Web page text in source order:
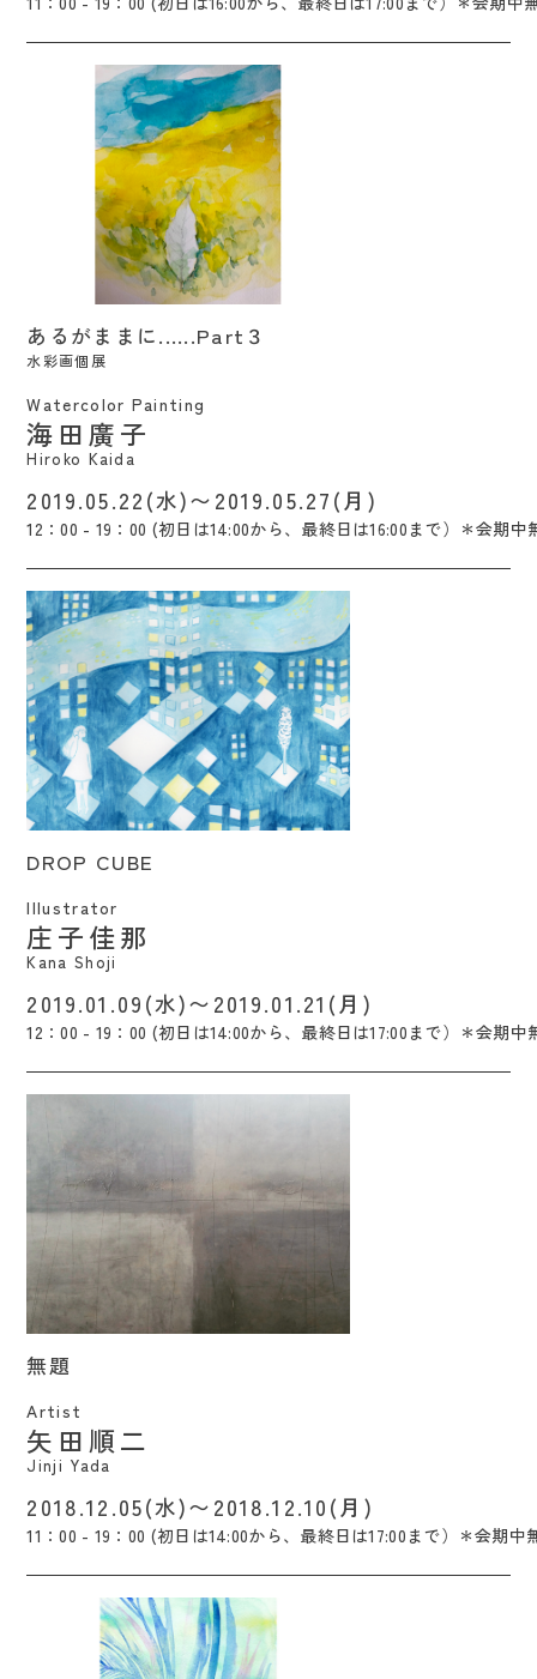
あるがままに......Part３
水彩画個展
Watercolor Painting
海田廣子
Hiroko Kaida
2019.05.22(水)〜2019.05.27(月)
12：00 - 19：00 (初日は14:00から、最終日は16:00まで）＊会期中
DROP CUBE
Illustrator
庄子佳那
Kana Shoji
2019.01.09(水)〜2019.01.21(月)
12：00 - 19：00 (初日は14:00から、最終日は17:00まで）＊会期中
無題
Artist
矢田順二
Jinji Yada
2018.12.05(水)〜2018.12.10(月)
11：00 - 19：00 (初日は14:00から、最終日は17:00まで）＊会期中